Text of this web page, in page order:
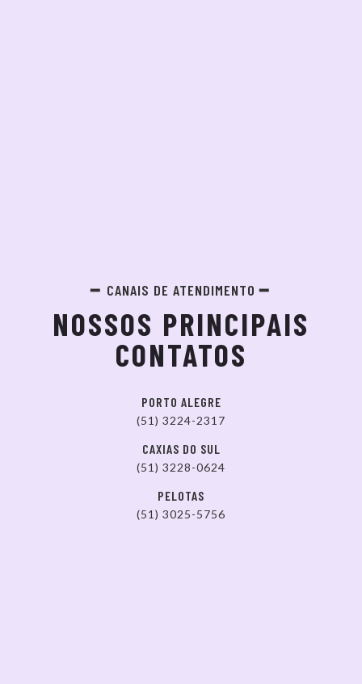
CANAIS DE ATENDIMENTO
NOSSOS PRINCIPAIS
CONTATOS
PORTO ALEGRE
(51) 3224-2317
CAXIAS DO SUL
(51) 3228-0624
PELOTAS
(51) 3025-5756